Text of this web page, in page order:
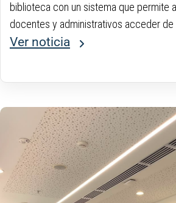
biblioteca con un sistema que permite
docentes y administrativos acceder de
segura a recursos electrónicos y bases
Ver noticia